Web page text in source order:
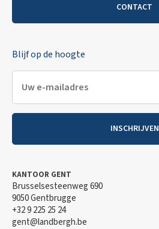
CONTACT
Blijf op de hoogte
INSCHRIJVEN
KANTOOR GENT
Brusselsesteenweg 690
9050 Gentbrugge
+32 9 225 25 24
gent@landbergh.be